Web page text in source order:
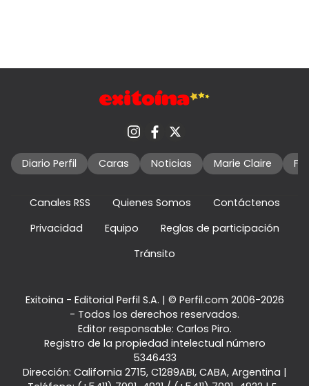
Diario Perfil Caras Noticias Marie Claire
Canales RSS Quienes Somos
Contáctenos
Privacidad
Equipo
Reglas de participación
Tránsito
Exitoina - Editorial Perfil S.A. | © Perfil.com 2006-2026
- Todos los derechos reservados.
Editor responsable: Carlos Piro.
Registro de la propiedad intelectual número
5346433
Dirección: California 2715, C1289ABI, CABA, Argentina |